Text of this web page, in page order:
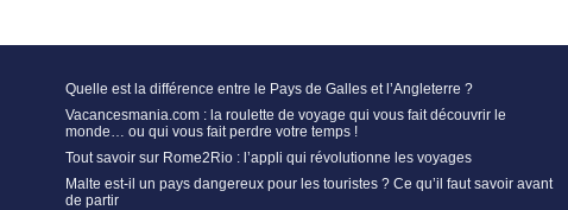
Quelle est la différence entre le Pays de Galles et l’Angleterre ?
Vacancesmania.com : la roulette de voyage qui vous fait découvrir le
monde… ou qui vous fait perdre votre temps !
Tout savoir sur Rome2Rio : l’appli qui révolutionne les voyages
Malte est-il un pays dangereux pour les touristes ? Ce qu’il faut savoir avant
de partir